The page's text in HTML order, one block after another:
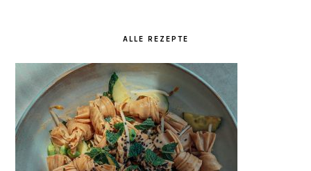
ALLE REZEPTE